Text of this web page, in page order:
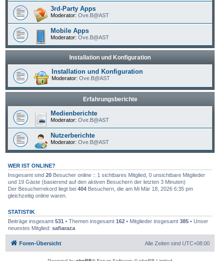
3rd-Party Apps
Moderator: Ove.B@AST
Mobile Apps
Moderator: Ove.B@AST
Installation und Konfiguration
Installation und Konfiguration
Moderator: Ove.B@AST
Erfahrungsberichte
Medienberichte
Moderator: Ove.B@AST
Nutzerberichte
Moderator: Ove.B@AST
WER IST ONLINE?
Insgesamt sind 20Besucher online :: 1 sichtbares Mitglied, 0 unsichtbare Mitglieder
und 19 Gäste (basierend auf den aktiven Besuchern der letzten 3 Minuten)
Der Besucherrekord liegt bei 404Besuchern, die am Mi Mär 18, 2026 6:35 pm
gleichzeitig online waren.
STATISTIK
Beiträge insgesamt 531 • Themen insgesamt 162• Mitglieder insgesamt 385• Unser
neuestes Mitglied: safiaraza
Foren-Übersicht Alle Zeiten sind UTC+08:00